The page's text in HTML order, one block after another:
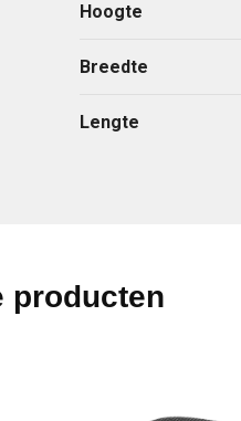
Hoogte
Breedte
Lengte
producten